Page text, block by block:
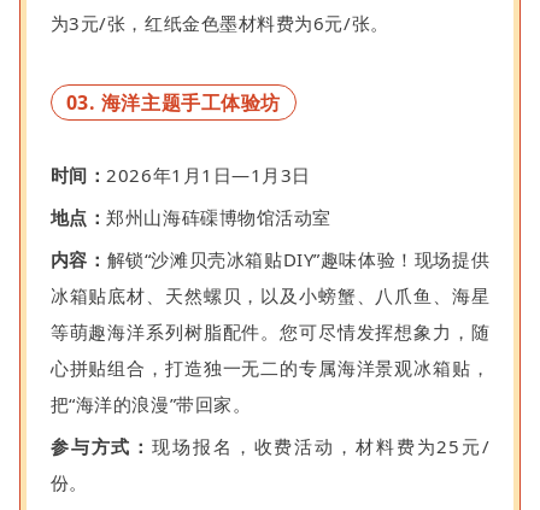
为3元/张，红纸金色墨材料费为6元/张。
03. 海洋主题手工体验坊
时间： 2026年1月1日—1月3日
地点：郑州山海砗磲博物馆活动室
内容： 解锁“沙滩贝壳冰箱贴DIY”趣味体验！现场提供
冰箱贴底材、天然螺贝，以及小螃蟹、八爪鱼、海星
等萌趣海洋系列树脂配件。您可尽情发挥想象力，随
心拼贴组合，打造独一无二的专属海洋景观冰箱贴，
把“海洋的浪漫”带回家。
参与方式：现场报名，收费活动，材料费为25元/
份。